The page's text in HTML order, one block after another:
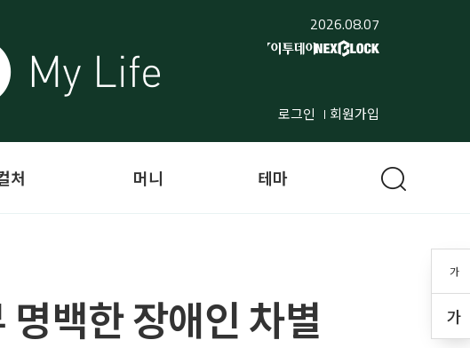
2026.08.07
로그인 회원가입
가
가
처 머니 테마
백한 장애인 차별